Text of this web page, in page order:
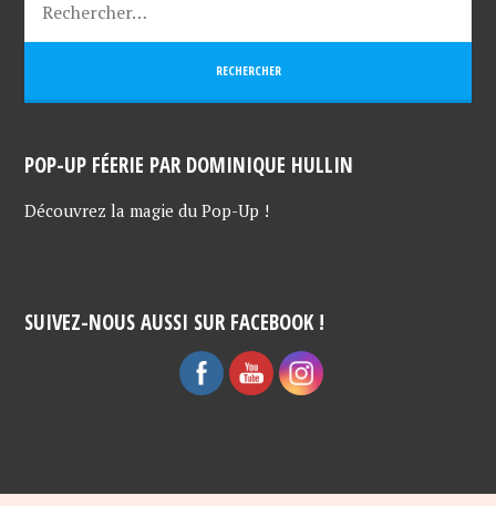
POP-UP FÉERIE PAR DOMINIQUE HULLIN
Découvrez la magie du Pop-Up !
SUIVEZ-NOUS AUSSI SUR FACEBOOK !